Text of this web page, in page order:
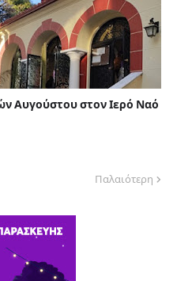
Αυγούστου στον Ιερό Ναό
Παλαιότερη